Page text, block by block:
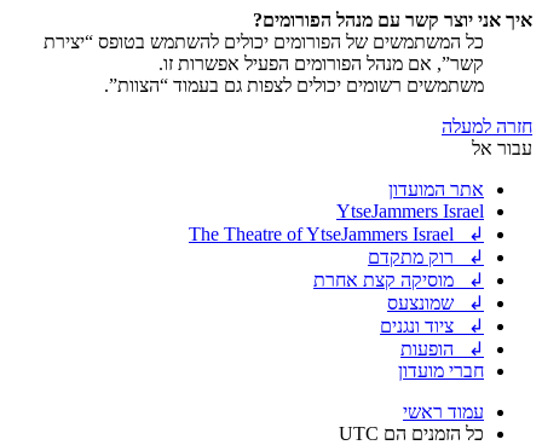
איך אני יוצר קשר עם מנהל הפורומים?
כל המשתמשים של הפורומים יכולים להשתמש בטופס “יצירת
קשר”, אם מנהל הפורומים הפעיל אפשרות זו.
משתמשים רשומים יכולים לצפות גם בעמוד “הצוות”.
חזרה למעלה
עבור אל
אתר המועדון
YtseJammers Israel
↲ The Theatre of YtseJammers Israel
↲ רוק מתקדם
↲ מוסיקה קצת אחרת
↲ שמונצעס
↲ ציוד ונגנים
↲ הופעות
חברי מועדון
עמוד ראשי
כל הזמנים הם UTC